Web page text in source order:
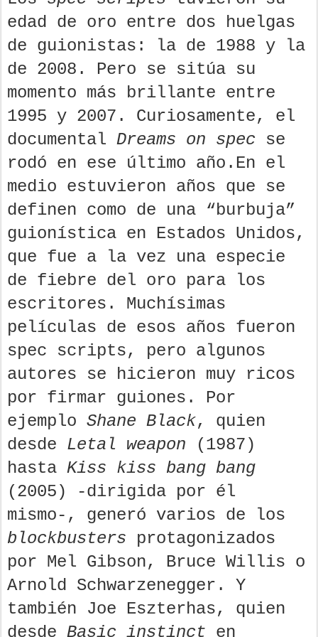
edad de oro entre dos huelgas
de guionistas: la de 1988 y la
de 2008. Pero se sitúa su
momento más brillante entre
1995 y 2007. Curiosamente, el
documental Dreams on spec se
rodó en ese último año.En el
medio estuvieron años que se
definen como de una “burbuja”
guionística en Estados Unidos,
que fue a la vez una especie
de fiebre del oro para los
escritores. Muchísimas
películas de esos años fueron
spec scripts, pero algunos
autores se hicieron muy ricos
por firmar guiones. Por
ejemplo Shane Black, quien
desde Letal weapon (1987)
hasta Kiss kiss bang bang
(2005) -dirigida por él
mismo-, generó varios de los
blockbusters protagonizados
por Mel Gibson, Bruce Willis o
Arnold Schwarzenegger. Y
también Joe Eszterhas, quien
desde Basic instinct en